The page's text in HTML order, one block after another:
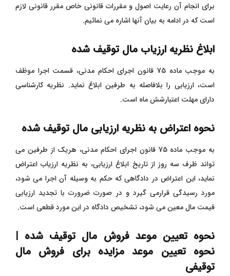
برای انجام آن رعایت اصول و مقررات قانونی خاص مقرر قانونی لازم
است که در ادامه به بیان آنها اشاره می نمائیم.
ابلاغ نظریه ارزیاب مال توقیف شده
به موجب ماده 75 قانون اجرای احکام مدنی، قسمت اجرا موظف
است، ارزیابی را بلافاصله به طرفین ابلاغ نماید. نظریه کارشناسی
دارای مهلت اعتبارشش ماه است.
نحوه اعتراض به نظریه ارزیابی مال توقیف شده
به موجب ماده 75 قانون اجرای احکام مدنی، هریک از طرفین می
تواند ظرف سه روز از تاریخ ابلاغ ارزیابی، به نظریه ارزیاب اعتراض
نماید، این اعتراض در دادگاهی که حکم به وسیله آن اجرا می شود،
مورد رسیدگی قرارمی گیرد و در صورت ضرورت با تجدید ارزیابی
قیمت مال معین می شود، تشخیص دادگاه در این مورد قطعی است.
نحوه تعیین موعد فروش مال توقیف شده |
نحوه تعیین موعد مزایده برای فروش مال
توقیفی